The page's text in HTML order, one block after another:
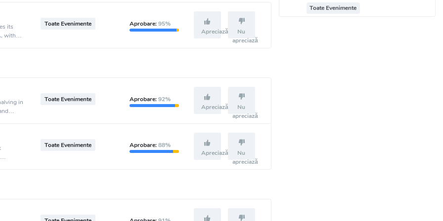
its
with
Toate Evenimente Aprobare:95%
Apreciază
Nu
apreciază
in
Toate Evenimente Aprobare:92%
Apreciază
Nu
apreciază
Toate Evenimente Aprobare:88%
Apreciază
Nu
apreciază
Toate Evenimente